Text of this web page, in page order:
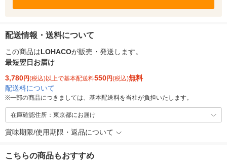
配送情報・送料について
この商品はLOHACOが販売・発送します。
最短翌日お届け
3,780円(税込)以上で基本配送料550円(税込)無料
配送料について
※一部の商品につきましては、基本配送料を当社が負担いたします。
在庫確認住所：東京都にお届け
賞味期限/使用期限・返品について
こちらの商品もおすすめ